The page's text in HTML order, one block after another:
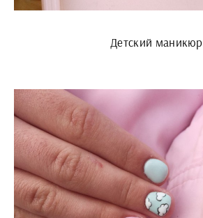
Детский маникюр